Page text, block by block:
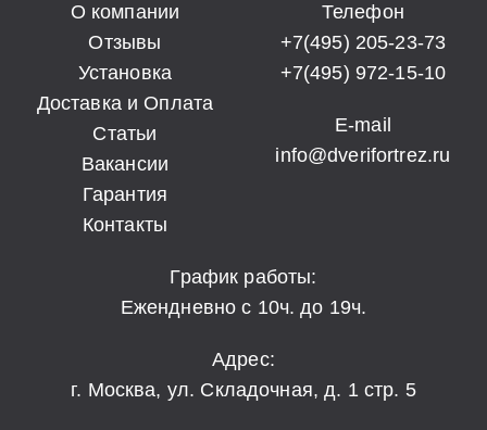
О компании
Отзывы
Установка
Доставка и Оплата
Статьи
Вакансии
Гарантия
Контакты
Телефон
+7(495) 205-23-73
+7(495) 972-15-10
E-mail
info@dverifortrez.ru
График работы:
Ежендневно с 10ч. до 19ч.
Адрес:
г. Москва, ул. Складочная, д. 1 стр. 5